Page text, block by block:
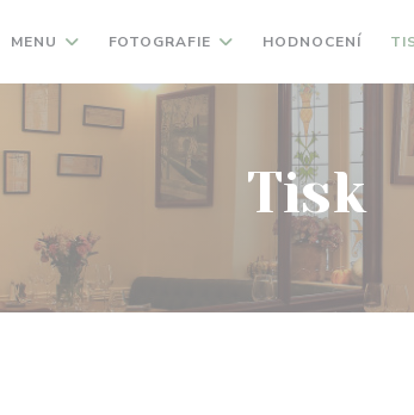
MENU FOTOGRAFIE HODNOCENÍ
Tisk